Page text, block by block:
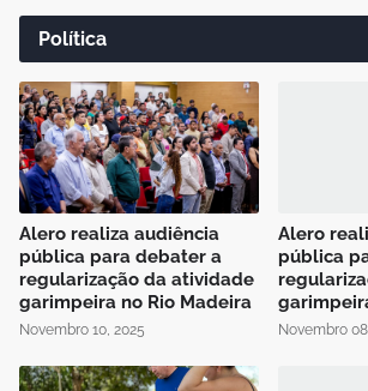
Política
Alero realiza audiência
pública para debater a
regularização da atividade
garimpeira no Rio Madeira
Novembro 10, 2025
Alero
pública
Novembro